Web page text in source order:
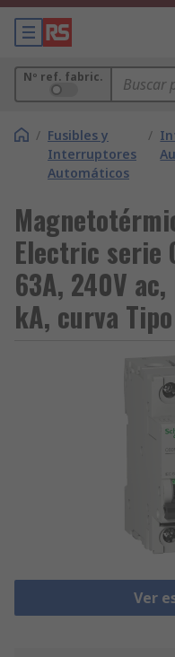
Nº ref. fabric.
/ Fusibles y
Interruptores
Automáticos
/
Electric serie
63A, 240V
kA, curva
Ver